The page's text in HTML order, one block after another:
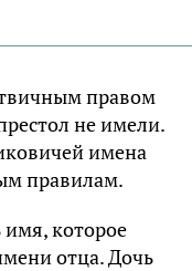
правом
не имели.
имена
правилам.
имя, которое
отца. Дочь